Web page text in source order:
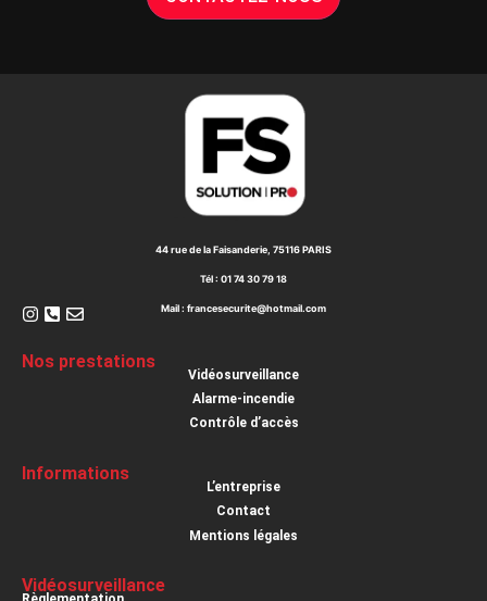
44 rue de la Faisanderie, 75116 PARIS
Tél : 01 74 30 79 18
Mail : francesecurite@hotmail.com
Nos prestations
Vidéosurveillance
Alarme-incendie
Contrôle d’accès
Informations
L’entreprise
Contact
Mentions légales
Vidéosurveillance